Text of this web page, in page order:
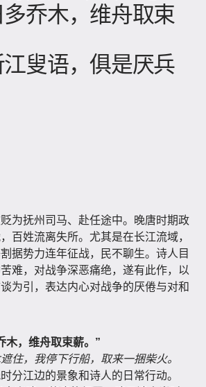
乔木，维舟取束
叟语，俱是厌兵
为抚州司马、赴任途中。晚唐时期政
百姓流离失所。尤其是在长江流域，
据势力连年征战，民不聊生。诗人目
难，对战争深恶痛绝，遂有此作，以
为引，表达内心对战争的厌倦与对和
木，维舟取束薪。”
住，我停下行船，取来一捆柴火。
分江边的景象和诗人的日常行动。